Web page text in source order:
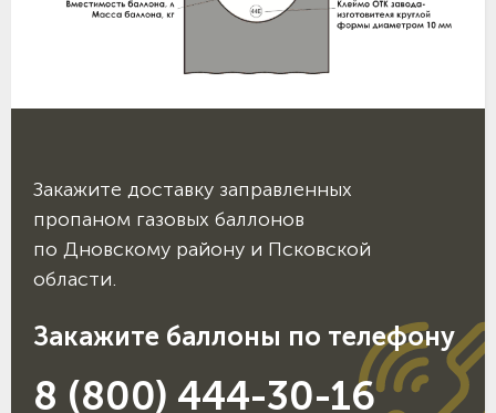
Закажите доставку заправленных
пропаном газовых баллонов
по Дновскому району и Псковской
области.
Закажите баллоны по телефону
8 (800) 444-30-16